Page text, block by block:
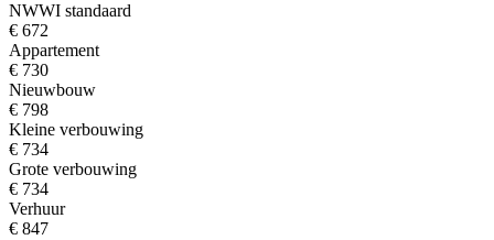
NWWI standaard
€ 672
Appartement
€ 730
Nieuwbouw
€ 798
Kleine verbouwing
€ 734
Grote verbouwing
€ 734
Verhuur
€ 847